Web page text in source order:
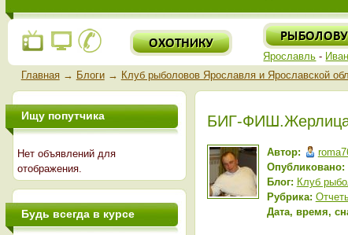
Ярославль -
Главная→ Блоги→ Клуб рыболовов Ярославля и Ярославской
БИГ-
Автор:
Опубликовано:
Блог: Клуб
Рубрика:
Дата, время,
Ищу попутчика
Нет объявлений для
отображения.
Будь всегда в курсе